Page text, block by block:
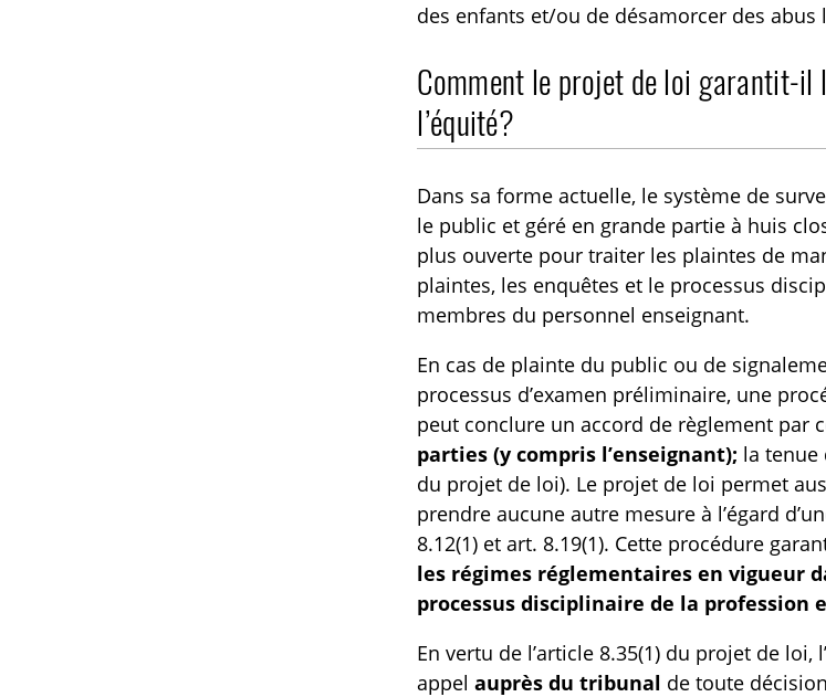
des enfants et/ou de désamorcer des
Comment le projet de loi garantit-il
l’équité?
Dans sa forme actuelle, le système de
le public et géré en grande partie à huis
plus ouverte pour traiter les plaintes de
plaintes, les enquêtes et le processus
membres du personnel enseignant.
En cas de plainte du public ou de
processus d’examen préliminaire, une
peut conclure un accord de règlement par
parties (y compris l’enseignant); la tenue
du projet de loi). Le projet de loi permet
prendre aucune autre mesure à l’égard
8.12(1) et art. 8.19(1). Cette procédure
les régimes réglementaires en vigueur
processus disciplinaire de la profession
En vertu de l’article 8.35(1) du projet de
appelauprès du tribunal de toute